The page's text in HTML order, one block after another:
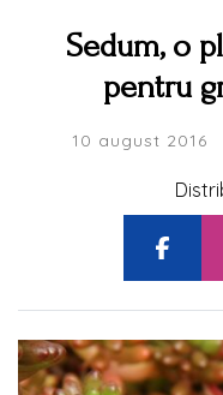
Sedum, o
pentru
10 august 2016